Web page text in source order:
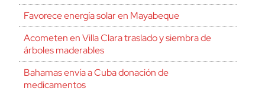
Favorece energía solar en Mayabeque
Acometen en Villa Clara traslado y siembra de
árboles maderables
Bahamas envía a Cuba donación de
medicamentos